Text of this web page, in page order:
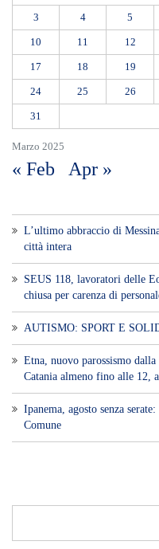
Marzo 2025
3 4 5
10 11 12
17 18 19
24 25 26
31
« Feb Apr »
L’ultimo abbraccio di
città intera
SEUS 118, lavoratori delle
chiusa per carenza di
AUTISMO: SPORT E
Etna, nuovo parossismo
Catania almeno fino alle 12,
Ipanema, agosto senza
Comune